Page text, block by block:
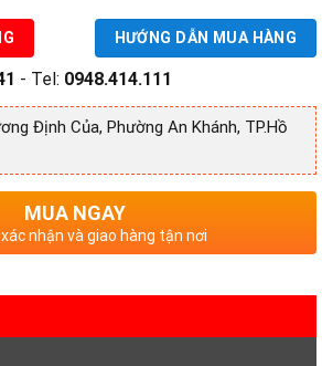
HƯỚNG DẪN MUA HÀNG
- Tel: 0948.414.111
Định Của, Phường An Khánh, TP.Hồ
MUA NGAY
xác nhận và giao hàng tận nơi